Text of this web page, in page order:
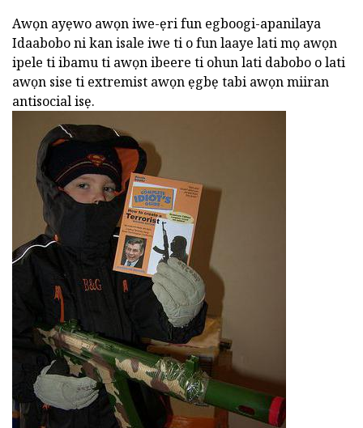
Awọn ayẹwo awọn iwe-ẹri fun egboogi-apanilaya
Idaabobo ni kan isale iwe ti o fun laaye lati mọ awọn
ipele ti ibamu ti awọn ibeere ti ohun lati dabobo o lati
awọn sise ti extremist awọn ẹgbẹ tabi awọn miiran
antisocial isẹ.